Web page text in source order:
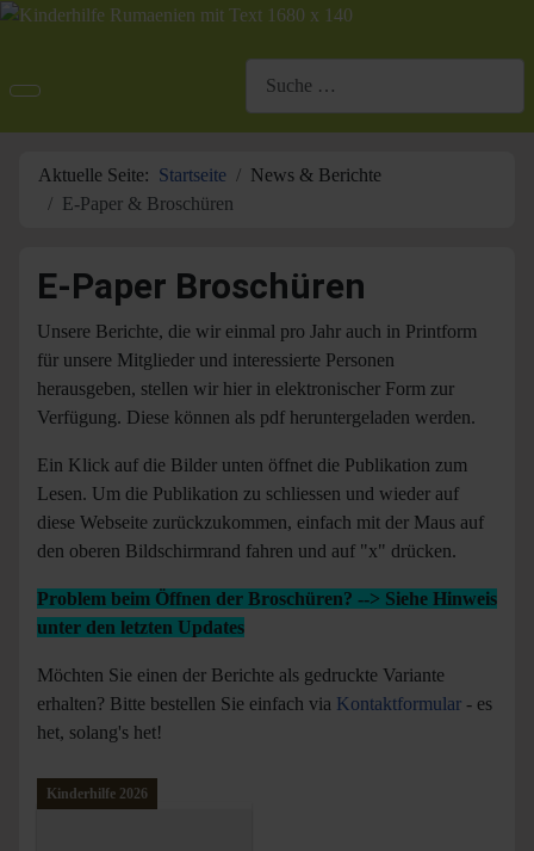
Aktuelle Seite: Startseite
News & Berichte
E-Paper & Broschüren
E-Paper Broschüren
Unsere Berichte, die wir einmal pro Jahr auch in Printform
für unsere Mitglieder und interessierte Personen
herausgeben, stellen wir hier in elektronischer Form zur
Verfügung. Diese können als pdf heruntergeladen werden.
Ein Klick auf die Bilder unten öffnet die Publikation zum
Lesen. Um die Publikation zu schliessen und wieder auf
diese Webseite zurückzukommen, einfach mit der Maus auf
den oberen Bildschirmrand fahren und auf "x" drücken.
Problem beim Öffnen der Broschüren? --> Siehe Hinweis
unter den letzten Updates
Möchten Sie einen der Berichte als gedruckte Variante
erhalten? Bitte bestellen Sie einfach via Kontaktformular - es
het, solang's het!
Kinderhilfe 2026